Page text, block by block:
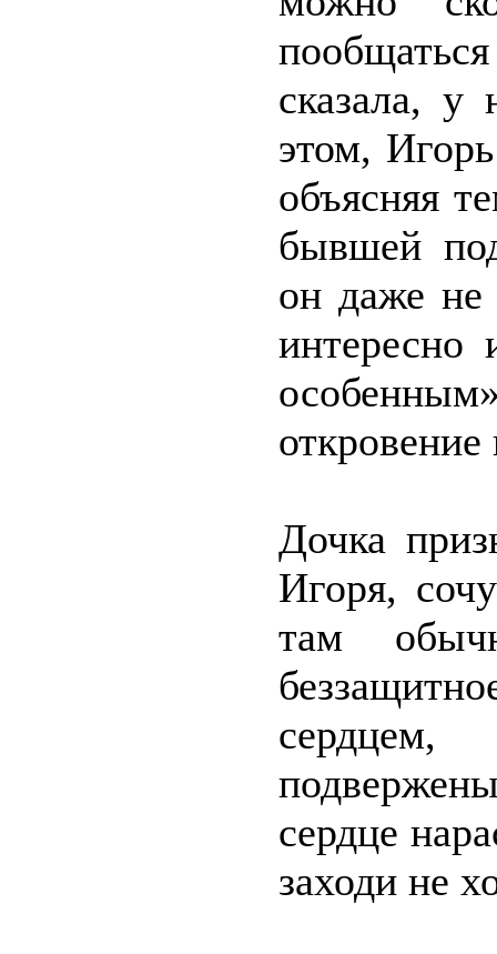
сказала, у
этом,
объясняя
бывшей
он даже не
интересно
Дочка
Игоря,
там
сердце
заходи не